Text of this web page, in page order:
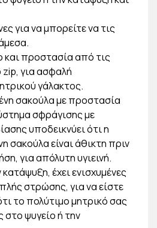
για να μπορείτε να τις
και προστασία από τις
για ασφαλή
γάλακτος.
σακούλα με προστασία
σφράγισης με
υποδεικνύει ότι η
σακούλα είναι άθικτη πριν
για απόλυτη υγιεινή.
έχει ενισχυμένες
στρώσης, για να είστε
το πολύτιμο μητρικό σας
στο ψυγείο ή την